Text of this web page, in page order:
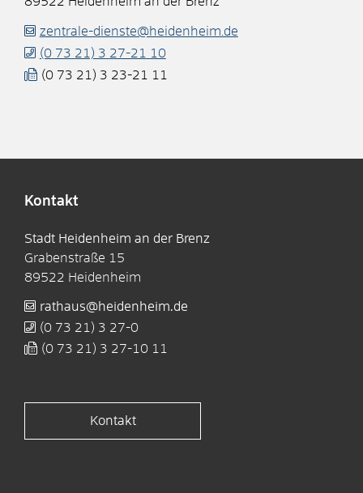
zentrale-dienste@heidenheim.de
(0 73 21) 3 27-21
10
(0 73 21) 3 23-21 11
Kontakt
Stadt Heidenheim an der Brenz
Grabenstraße 15
89522 Heidenheim
rathaus@heidenheim.de
(0 73 21) 3 27-0
(0 73 21) 3 27-10 11
Kontakt